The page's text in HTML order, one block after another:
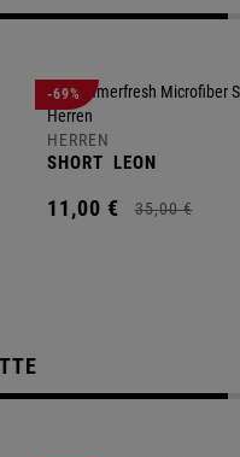
-69%
HERREN
SHORT LEON
11,00 € 35,00 €